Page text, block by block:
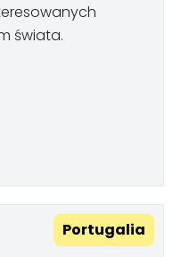
świata.
Portugalia